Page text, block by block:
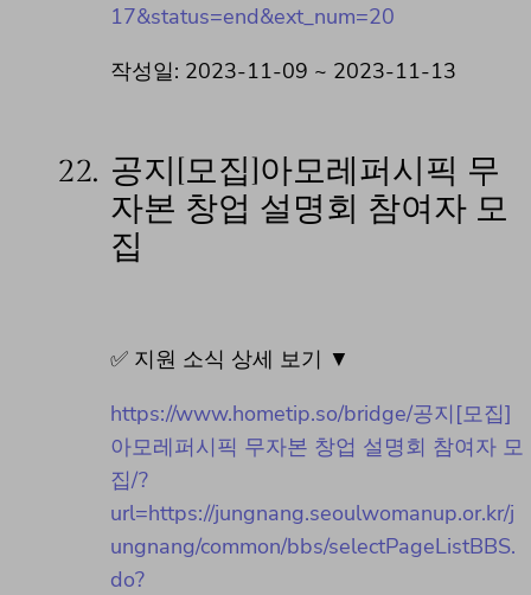
17&status=end&ext_num=20
작성일: 2023-11-09 ~ 2023-11-13
22. 공지[모집]아모레퍼시픽 무
자본 창업 설명회 참여자 모
집
✅ 지원 소식 상세 보기 ▼
https://www.hometip.so/bridge/공지[모집]
아모레퍼시픽 무자본 창업 설명회 참여자 모
집/?
url=https://jungnang.seoulwomanup.or.kr/j
ungnang/common/bbs/selectPageListBBS.
do?